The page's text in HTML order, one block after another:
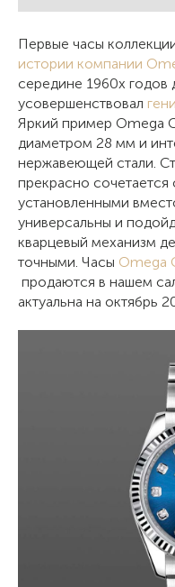
Первые часы
истории компании
середине 1960х годов
усовершенствовал
Яркий пример Omega
диаметром 28 мм и
нержавеющей стали.
прекрасно сочетается
установленными
универсальны и
кварцевый механизм
точными. Часы Omega
продаются в нашем
актуальна на октябрь